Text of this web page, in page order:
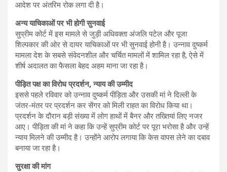
आदेश पर अंतरिम रोक लगा दी है।
अन्य याचिकाओं पर भी होगी सुनवाई
सुप्रीम कोर्ट में इस मामले से जुड़ी अधिवक्ता अंजलि पटेल और पूजा
शिल्पकार की ओर से दायर याचिकाओं पर भी सुनवाई होनी है। उन्नाव दुष्कर्म
मामला देश के सबसे संवेदनशील और चर्चित मामलों में शामिल रहा है, ऐसे में
शीर्ष अदालत का फैसला बेहद अहम माना जा रहा है।
पीड़ित पक्ष का विरोध प्रदर्शन, न्याय की उम्मीद
इससे पहले रविवार को उन्नाव दुष्कर्म पीड़िता और उसकी मां ने दिल्ली के
जंतर-मंतर पर प्रदर्शन कर सेंगर को मिली राहत का विरोध किया था।
प्रदर्शन के दौरान बड़ी संख्या में लोग हाथों में बैनर और तख्तियां लिए नजर
आए। पीड़िता की मां ने कहा कि उन्हें सुप्रीम कोर्ट पर पूरा भरोसा है और उन्हें
न्याय मिलने की उम्मीद है। उन्होंने आरोप लगाया कि केस वापस लेने का दबाव
बनाया जा रहा है।
सुरक्षा की मांग